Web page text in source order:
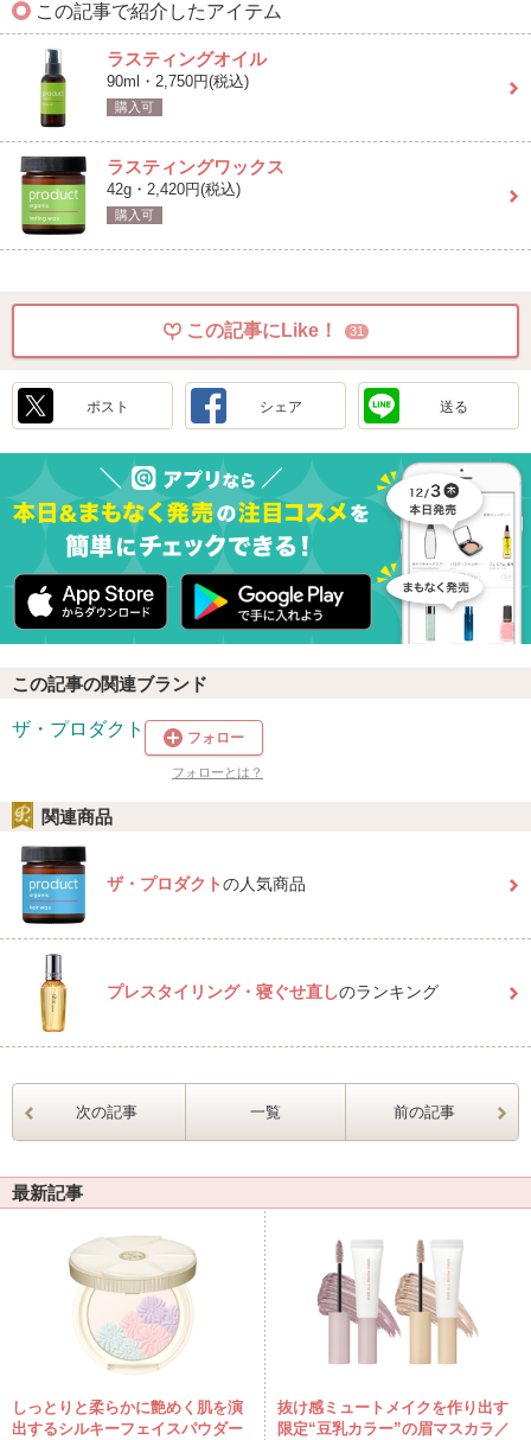
この記事で紹介したアイテム
ラスティングオイル
90ml・2,750円(税込)
購入可
ラスティングワックス
42g・2,420円(税込)
購入可
この記事にLike！ 31
ポスト シェア 送る
この記事の関連ブランド
ザ・プロダクト フォロー
フォローとは？
関連商品
ザ・プロダクトの人気商品
プレスタイリング・寝ぐせ直しのランキング
次の記事 一覧 前の記事
最新記事
しっとりと柔らかに艶めく肌を演
出するシルキーフェイスパウダー
抜け感ミュートメイクを作り出す
限定“豆乳カラー”の眉マスカラ／